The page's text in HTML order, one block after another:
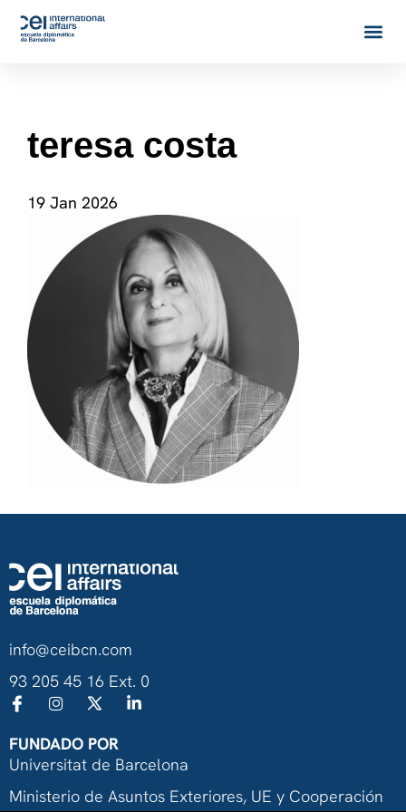
teresa costa
19 Jan 2026
info@ceibcn.com
93 205 45 16 Ext. 0
FUNDADO POR
Universitat de Barcelona
Ministerio de Asuntos Exteriores, UE y Cooperación